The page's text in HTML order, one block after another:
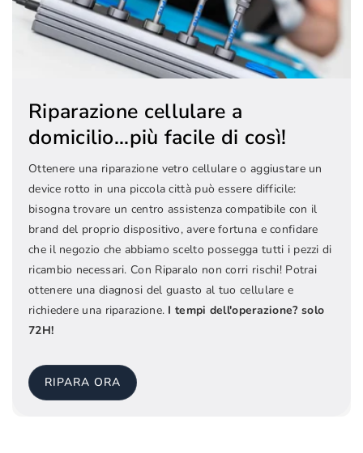
Riparazione cellulare a
domicilio...più facile di così!
Ottenere una riparazione vetro cellulare o aggiustare un
device rotto in una piccola città può essere difficile:
bisogna trovare un centro assistenza compatibile con il
brand del proprio dispositivo, avere fortuna e confidare
che il negozio che abbiamo scelto possegga tutti i pezzi di
ricambio necessari. Con Riparalo non corri rischi! Potrai
ottenere una diagnosi del guasto al tuo cellulare e
richiedere una riparazione. I tempi dell'operazione? solo
72H!
RIPARA ORA